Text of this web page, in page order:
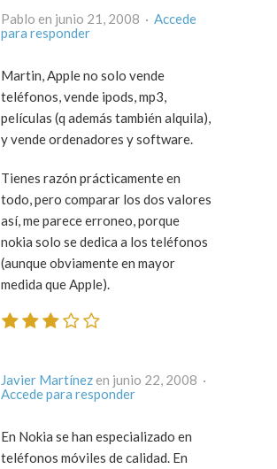
Pablo en junio 21, 2008 · Accede
para responder
Martin, Apple no solo vende
teléfonos, vende ipods, mp3,
películas (q además también alquila),
y vende ordenadores y software.
Tienes razón prácticamente en
todo, pero comparar los dos valores
así, me parece erroneo, porque
nokia solo se dedica a los teléfonos
(aunque obviamente en mayor
medida que Apple).
Javier Martínez
en junio 22, 2008 ·
Accede para responder
En Nokia se han especializado en
teléfonos móviles de calidad. En